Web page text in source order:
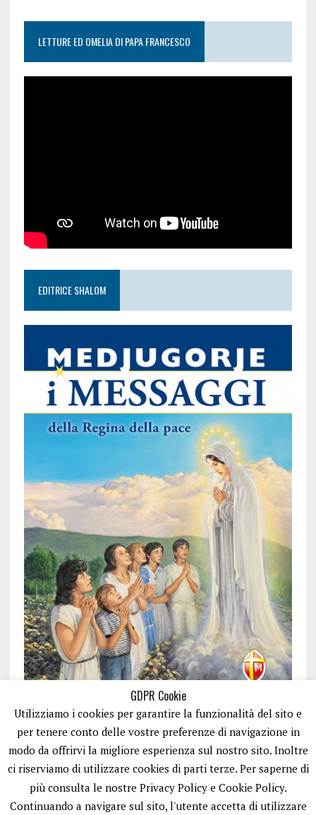
LETTURE ED OMELIA DI PAPA FRANCESCO
EDITRICE SHALOM
ISCRIVITI
GDPR Cookie
Utilizziamo i cookies per garantire la funzionalità del sito e
per tenere conto delle vostre preferenze di navigazione in
modo da offrirvi la migliore esperienza sul nostro sito. Inoltre
ci riserviamo di utilizzare cookies di parti terze. Per saperne di
più consulta le nostre Privacy Policy e Cookie Policy.
Continuando a navigare sul sito, l'utente accetta di utilizzare